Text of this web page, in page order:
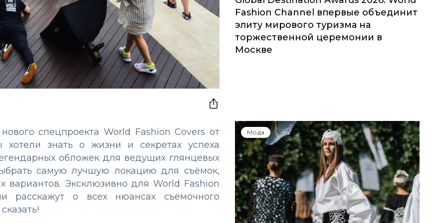
спецпроекта World Fashion Covers от
знать о жизни и секретах успеха
обложек для ведущих глянцевых
самую лучшую локацию для съёмок,
вариантов. Эксклюзивно для World Fashion
расскажут о всех нюансах съёмочного
Fashion Channel впервые объединит
элиту мирового туризма на
торжественной церемонии в
Москве
Мода